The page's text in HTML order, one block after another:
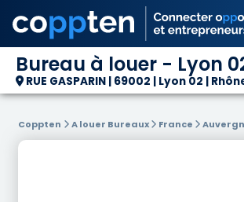
Bureau à louer - Lyon
RUE GASPARIN | 69002 | Lyon 02 |
Coppten A louer Bureaux France